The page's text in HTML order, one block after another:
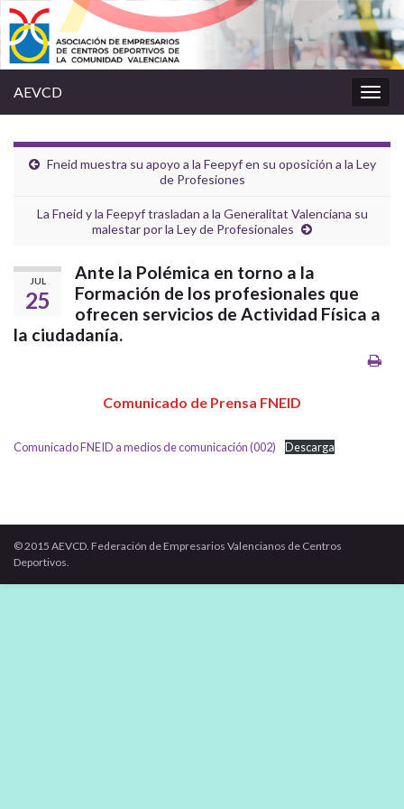
la
AEVCD
Fneid muestra su apoyo a la Feepyf en su oposición a la Ley
de Profesiones
La Fneid y la Feepyf trasladan a la Generalitat Valenciana su
malestar por la Ley de Profesionales
JUL
25
Ante la Polémica en torno a la
Formación de los profesionales que
ofrecen servicios de Actividad Física a
la ciudadanía.
Comunicado de Prensa FNEID
Comunicado FNEID a medios de comunicación (002) Descarga
© 2015 AEVCD. Federación de Empresarios Valencianos de Centros
Deportivos.